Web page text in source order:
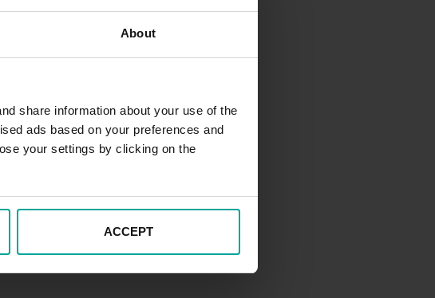
About
share information about your use of the
ads based on your preferences and
your settings by clicking on the
ACCEPT